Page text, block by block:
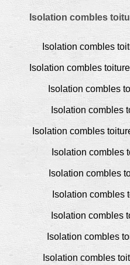
Isolation combles
Isolation combles
Isolation combles
Isolation combles
Isolation combles
Isolation combles
Isolation combles
Isolation combles
Isolation combles
Isolation combles
Isolation combles
Isolation combles